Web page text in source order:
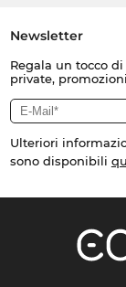
Newsletter
Regala un tocco
private,
Ulteriori
sono disponibili